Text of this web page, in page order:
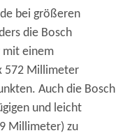
bei größeren
die Bosch
mit einem
572 Millimeter
Auch die Bosch
und leicht
Millimeter) zu